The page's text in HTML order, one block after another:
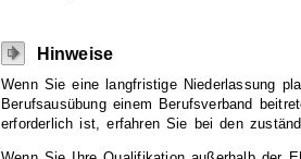
Hinweise
Wenn Sie eine langfristige Niederlassung
Berufsausübung einem Berufsverband
erforderlich ist, erfahren Sie bei den